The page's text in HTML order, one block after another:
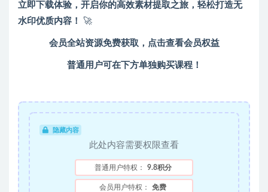
立即下载体验，开启你的高效素材提取之旅，轻松打造无
水印优质内容！
🚀
会员全站资源免费获取，点击查看会员权益
普通用户可在下方单独购买课程！
隐藏内容
此处内容需要权限查看
普通用户特权： 9.8积分
会员用户特权： 免费